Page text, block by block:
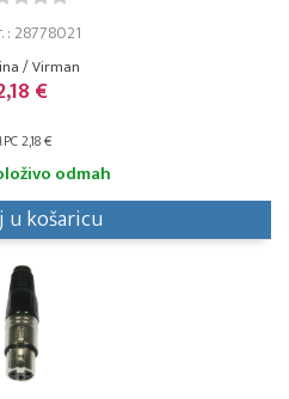
: 28778021
/ Virman
€
2,18 €
odmah
u košaricu